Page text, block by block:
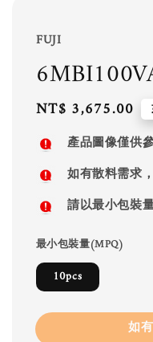
FUJI
Regular
price
NT$ 3,675.00
產品圖像僅供
如有散料需求
請以最小包裝
最小包裝量(MPQ)
10pcs
如